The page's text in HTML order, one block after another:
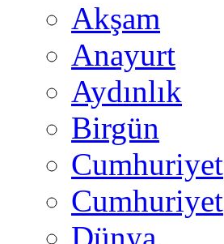
Akşam
Anayurt
Aydınlık
Birgün
Cumhuriyet
Cumhuriyet